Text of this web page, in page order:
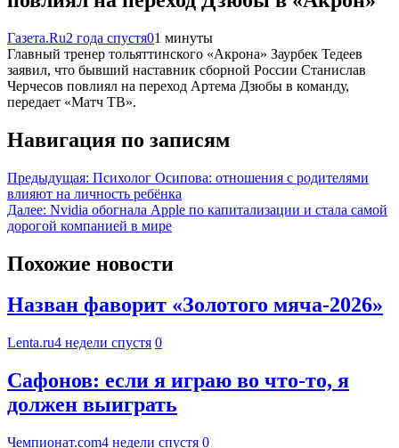
Газета.Ru2 года спустя01 минуты
Главный тренер тольяттинского «Акрона» Заурбек Тедеев
заявил, что бывший наставник сборной России Станислав
Черчесов повлиял на переход Артема Дзюбы в команду,
передает «Матч ТВ».
Навигация по записям
Предыдущая: Психолог Осипова: отношения с родителями
влияют на личность ребёнка
Далее: Nvidia обогнала Apple по капитализации и стала самой
дорогой компанией в мире
Похожие новости
Назван фаворит «Золотого мяча-2026»
Lenta.ru4 недели спустя 0
Сафонов: если я играю во что-то, я
должен выиграть
Чемпионат.com4 недели спустя 0